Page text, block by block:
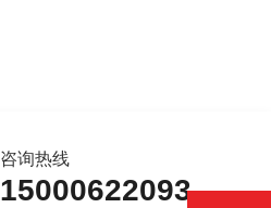
咨询热线
15000622093